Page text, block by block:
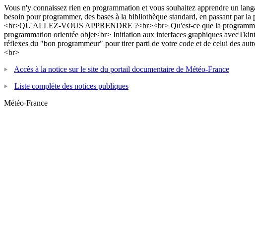
Vous n'y connaissez rien en programmation et vous souhaitez apprendre un
besoin pour programmer, des bases à la bibliothèque standard, en passant par
<br>QU'ALLEZ-VOUS APPRENDRE ?<br><br> Qu'est-ce que la
programmation orientée objet<br> Initiation aux interfaces graphiques
réflexes du "bon programmeur" pour tirer parti de votre code et de celui des
<br>
Accès à la notice sur le site du portail documentaire de Météo-France
Liste complète des notices publiques
Météo-France